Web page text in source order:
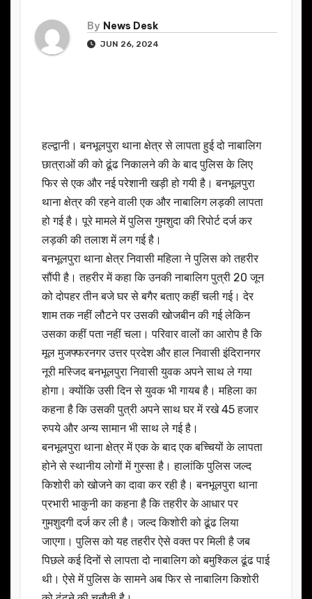
By News Desk
JUN 26, 2024
हल्द्वानी। बनभूलपुरा थाना क्षेत्र से लापता हुई दो नाबालिग
छात्राओं की को ढूंढ निकालने की के बाद पुलिस के लिए
फिर से एक और नई परेशानी खड़ी हो गयी है। बनभूलपुरा
थाना क्षेत्र की रहने वाली एक और नाबालिग लड़की लापता
हो गई है। पूरे मामले में पुलिस गुमशुदा की रिपोर्ट दर्ज कर
लड़की की तलाश में लग गई है।
बनभूलपुरा थाना क्षेत्र निवासी महिला ने पुलिस को तहरीर
सौंपी है। तहरीर में कहा कि उनकी नाबालिग पुत्री 20 जून
को दोपहर तीन बजे घर से बगैर बताए कहीं चली गई। देर
शाम तक नहीं लौटने पर उसकी खोजबीन की गई लेकिन
उसका कहीं पता नहीं चला। परिवार वालों का आरोप है कि
मूल मुजफ्फरनगर उत्तर प्रदेश और हाल निवासी इंदिरानगर
नूरी मस्जिद बनभूलपुरा निवासी युवक अपने साथ ले गया
होगा। क्योंकि उसी दिन से युवक भी गायब है। महिला का
कहना है कि उसकी पुत्री अपने साथ घर में रखे 45 हजार
रुपये और अन्य सामान भी साथ ले गई है।
बनभूलपुरा थाना क्षेत्र में एक के बाद एक बच्चियों के लापता
होने से स्थानीय लोगों में गुस्सा है। हालांकि पुलिस जल्द
किशोरी को खोजने का दावा कर रही है। बनभूलपुरा थाना
प्रभारी भाकुनी का कहना है कि तहरीर के आधार पर
गुमशुदगी दर्ज कर ली है। जल्द किशोरी को ढूंढ लिया
जाएगा। पुलिस को यह तहरीर ऐसे वक्त पर मिली है जब
पिछले कई दिनों से लापता दो नाबालिग को बमुश्किल ढूंढ पाई
थी। ऐसे में पुलिस के सामने अब फिर से नाबालिग किशोरी